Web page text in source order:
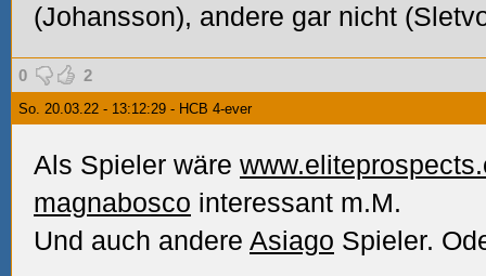
(Johansson), andere gar nicht
0 2
So. 20.03.22 - 13:12:29 - HCB 4-ever
Als Spieler wäre
magnabosco interessant m.M.
Und auch andere Asiago Spieler.